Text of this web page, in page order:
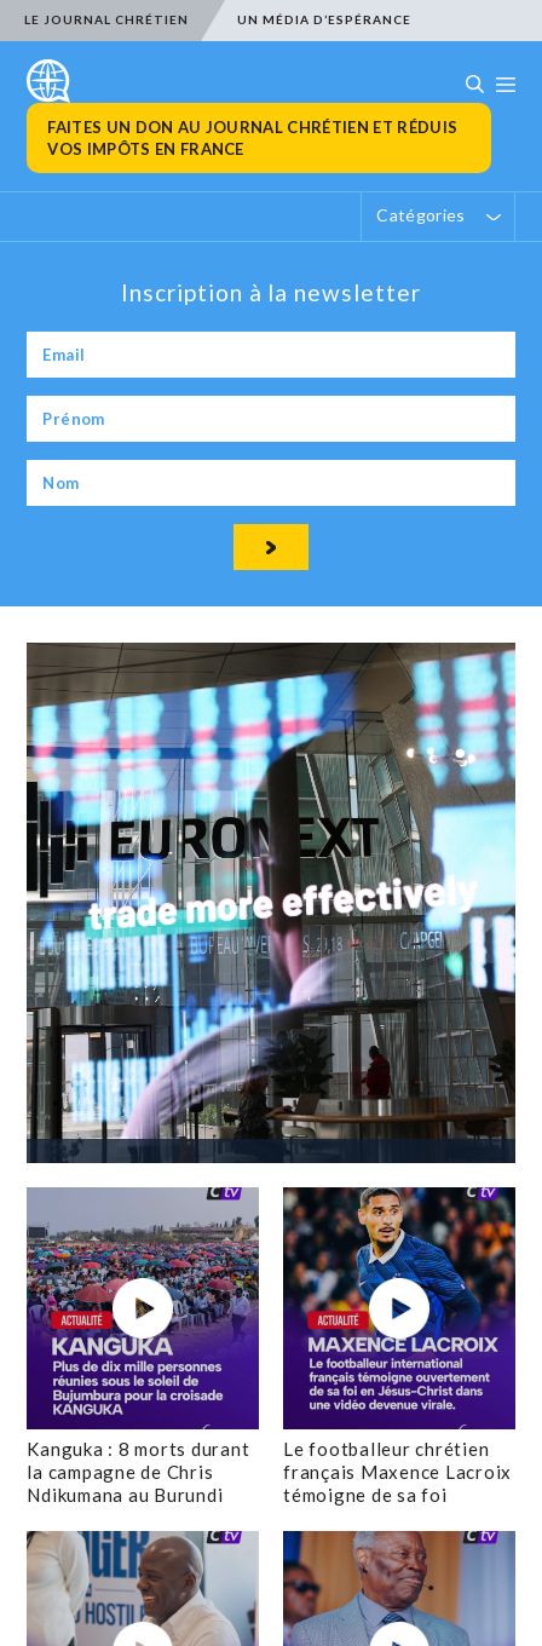
LE JOURNAL CHRÉTIEN UN MÉDIA D’ESPÉRANCE
FAITES UN DON AU JOURNAL CHRÉTIEN ET RÉDUIS
VOS IMPÔTS EN FRANCE
Catégories
Inscription à la newsletter
Kanguka : 8 morts durant
la campagne de Chris
Ndikumana au Burundi
Le footballeur chrétien
français Maxence Lacroix
témoigne de sa foi